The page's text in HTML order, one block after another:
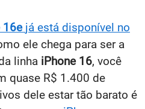
16e já está disponível no
ele chega para ser a
linha iPhone 16, você
quase R$ 1.400 de
dele estar tão barato é